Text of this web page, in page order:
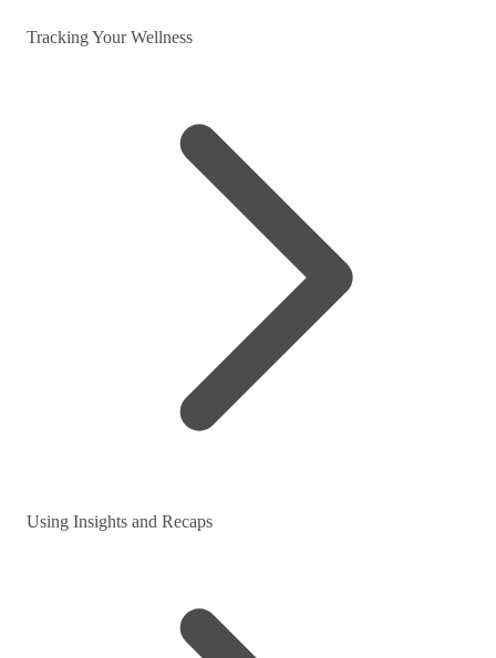
Tracking Your Wellness
Using Insights and Recaps